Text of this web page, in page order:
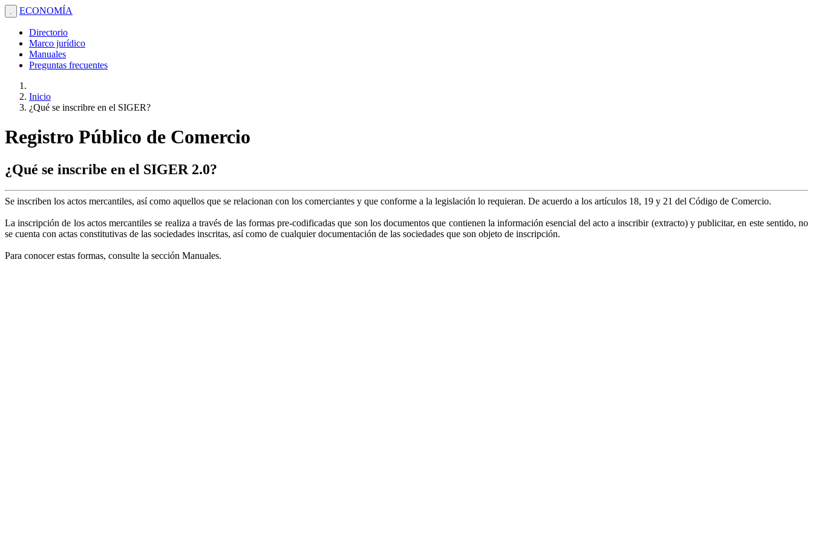
. ECONOMÍA
Directorio
Marco jurídico
Manuales
Preguntas frecuentes
Inicio
¿Qué se inscribre en el SIGER?
Registro Público de Comercio
¿Qué se inscribe en el SIGER 2.0?
Se inscriben los actos mercantiles, así como aquellos que se relacionan con los comerciantes y que conforme a la legislación lo requieran. De acuerdo a los artículos 18, 19 y 21 del Código de Comercio.
La inscripción de los actos mercantiles se realiza a través de las formas pre-codificadas que son los documentos que contienen la información esencial del acto a inscribir (extracto) y publicitar, en este sentido, no
se cuenta con actas constitutivas de las sociedades inscritas, así como de cualquier documentación de las sociedades que son objeto de inscripción.
Para conocer estas formas, consulte la sección Manuales.